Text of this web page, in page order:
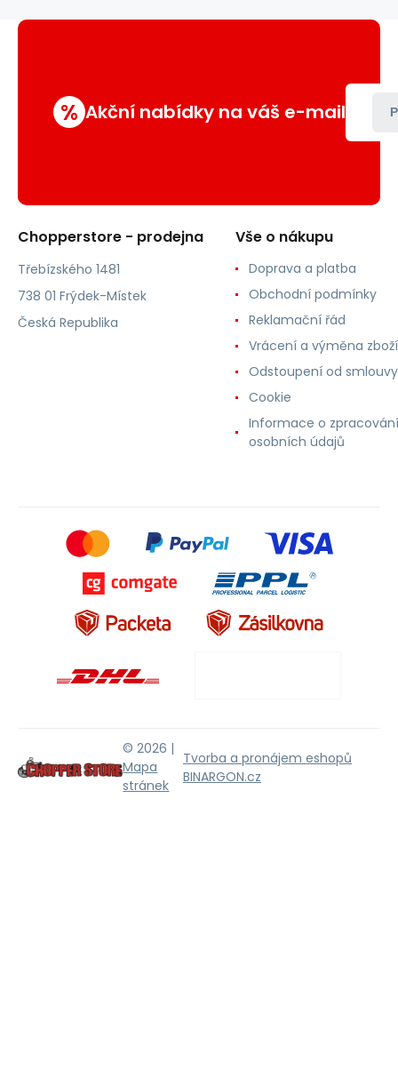
% Akční nabídky na váš e-mail
Chopperstore - prodejna
Třebízského 1481
738 01 Frýdek-Místek
Česká Republika
Vše o nákupu
Doprava a platba
Obchodní podmínky
Reklamační řád
Vrácení a výměna zboží
Odstoupení od smlouvy
Cookie
Informace o zpracování
osobních údajů
© 2026 |
Mapa
stránek
Tvorba a pronájem eshopů
BINARGON.cz